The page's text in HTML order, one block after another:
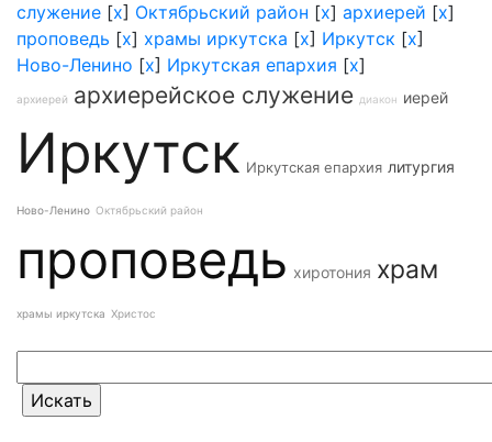
служение [x] Октябрьский район [x] архиерей [x]
проповедь [x] храмы иркутска [x] Иркутск [x]
Ново-Ленино [x] Иркутская епархия [x]
архиерей архиерейское служение диакон иерей
Иркутск Иркутская епархия литургия
Ново-Ленино Октябрьский район
проповедь хиротония храм
храмы иркутска Христос